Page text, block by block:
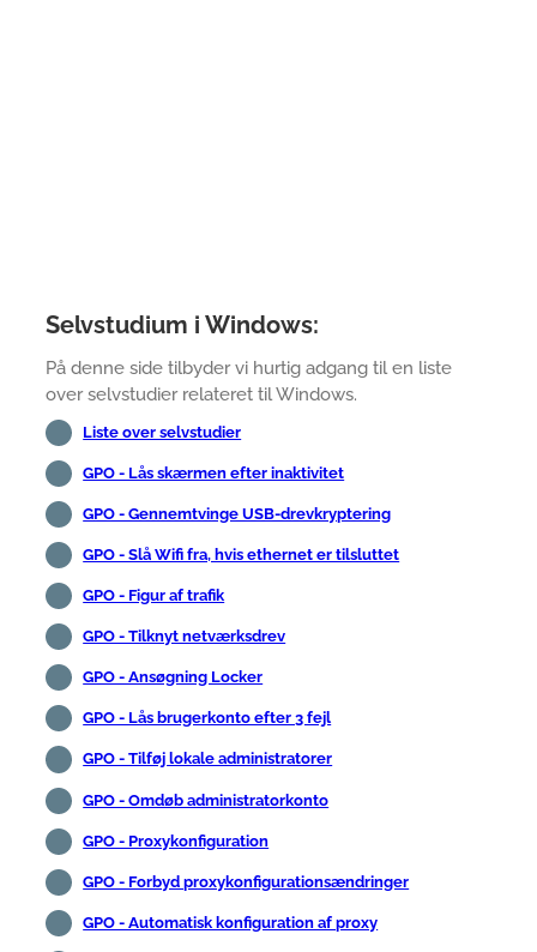
Selvstudium i Windows:
På denne side tilbyder vi hurtig adgang til en liste
over selvstudier relateret til Windows.
Liste over selvstudier
GPO - Lås skærmen efter inaktivitet
GPO - Gennemtvinge USB-drevkryptering
GPO - Slå Wifi fra, hvis ethernet er tilsluttet
GPO - Figur af trafik
GPO - Tilknyt netværksdrev
GPO - Ansøgning Locker
GPO - Lås brugerkonto efter 3 fejl
GPO - Tilføj lokale administratorer
GPO - Omdøb administratorkonto
GPO - Proxykonfiguration
GPO - Forbyd proxykonfigurationsændringer
GPO - Automatisk konfiguration af proxy